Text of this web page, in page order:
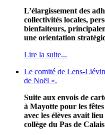
L’élargissement des
collectivités locales,
bienfaiteurs,
une orientation
Lire la suite...
Le comité de Lens-
de Noël ».
Suite aux envois de
à Mayotte pour les
avec les élèves avait
collège du Pas de Calais